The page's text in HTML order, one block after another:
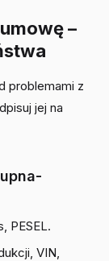
–
problemami z
jej na
PESEL.
VIN,